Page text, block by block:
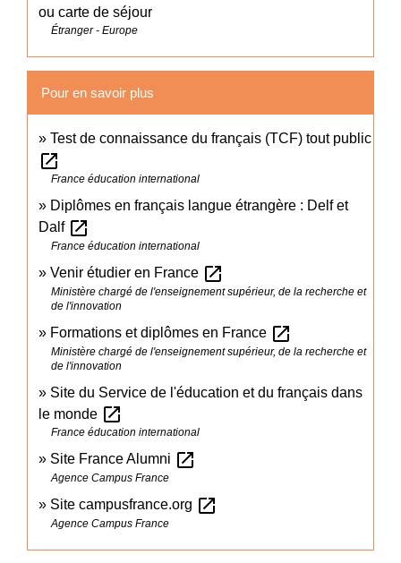
ou carte de séjour
Étranger - Europe
Pour en savoir plus
Test de connaissance du français (TCF) tout public
open_in_new
France éducation international
Diplômes en français langue étrangère : Delf et
Dalf open_in_new
France éducation international
Venir étudier en France open_in_new
Ministère chargé de l'enseignement supérieur, de la recherche et
de l'innovation
Formations et diplômes en France open_in_new
Ministère chargé de l'enseignement supérieur, de la recherche et
de l'innovation
Site du Service de l'éducation et du français dans
le monde open_in_new
France éducation international
Site France Alumni open_in_new
Agence Campus France
Site campusfrance.org open_in_new
Agence Campus France